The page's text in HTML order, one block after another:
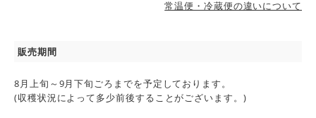
常温便・冷蔵便の違いについて
販売期間
8月上旬～9月下旬ごろまでを予定しております。
(収穫状況によって多少前後することがございます。)